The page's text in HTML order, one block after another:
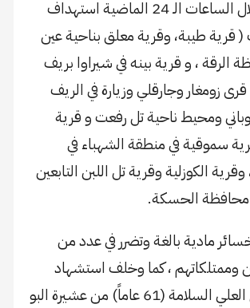
خلال الساعات الـ 24 الماضية استهداف
( قرية طيبة، وقرية معلق بناحية عين
الرقة ، و قرية بينه في شيراوا بريف
زومغار وجارقلي وزيارة في الريف
ومحيط ناحية تل رفعت و قرية
سموقية في منطقة الشهباء في
الكوزلية وقرية تل اللبن التابعين
محافظة الحسكة.
مادية بالغة وتضرر في عدد من
وممتلكاتهم ، كما وخلف استشهاد
المواطن صالح العلي السلامة (61 عاماً) من عشيرة البو